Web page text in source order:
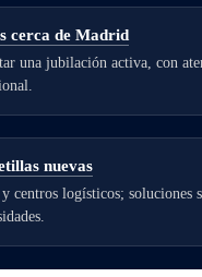
cerca de Madrid
una jubilación activa, con
nuevas
centros logísticos; soluciones